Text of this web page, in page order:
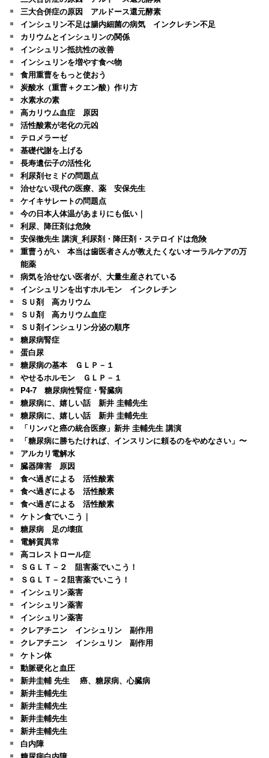
三大合併症の原因 アルドース還元酵素
インシュリン不足は腸内細菌の病気 インクレチン不足
カリウムとインシュリンの関係
インシュリン抵抗性の改善
インシュリンを増やす食べ物
食用重曹をもっと使おう
炭酸水（重曹＋クエン酸）作り方
水素水の素
高カリウム血症 原因
活性酸素が老化の元凶
テロメラーゼ
基礎代謝を上げる
長寿遺伝子の活性化
利尿剤セミドの問題点
治せない現代の医療、薬 安保先生
ケイキサレートの問題点
今の日本人体温があまりにも低い｜
利尿、降圧剤は危険
安保徹先生 講演_利尿剤・降圧剤・ステロイドは危険
重曹うがい 本当は歯医者さんが教えたくないオーラルケアの万
能薬
病気を治せない医者が、大量生産されている
インシュリンを出すホルモン インクレチン
ＳＵ剤 高カリウム
ＳＵ剤 高カリウム血症
ＳＵ剤インシュリン分泌の順序
糖尿病腎症
蛋白尿
糖尿病の基本 ＧＬＰ－１
やせるホルモン ＧＬＰ－１
P4-7 糖尿病性腎症・腎臓病
糖尿病に、嬉しい話 新井 圭輔先生
糖尿病に、嬉しい話 新井 圭輔先生
「リンパと癌の統合医療」新井 圭輔先生 講演
「糖尿病に勝ちたければ、インスリンに頼るのをやめなさい」〜
アルカリ電解水
臓器障害 原因
食べ過ぎによる 活性酸素
食べ過ぎによる 活性酸素
食べ過ぎによる 活性酸素
ケトン食でいこう｜
糖尿病 足の壊疽
電解質異常
高コレストロール症
ＳＧＬＴ－２ 阻害薬でいこう！
ＳＧＬＴ－２阻害薬でいこう！
インシュリン薬害
インシュリン薬害
インシュリン薬害
クレアチニン インシュリン 副作用
クレアチニン インシュリン 副作用
ケトン体
動脈硬化と血圧
新井圭輔 先生 癌、糖尿病、心臓病
新井圭輔先生
新井圭輔先生
新井圭輔先生
新井圭輔先生
白内障